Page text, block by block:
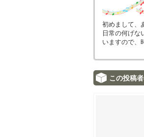
初めまして、
日常の何げな
いますので、
この投稿